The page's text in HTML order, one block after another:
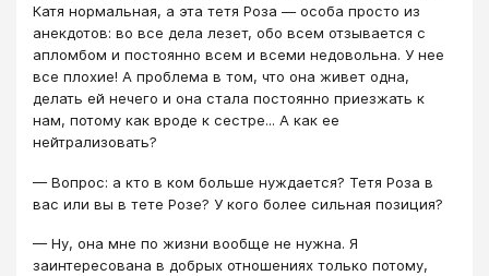
Катя нормальная, а эта тетя Роза — особа просто из
анекдотов: во все дела лезет, обо всем отзывается с
апломбом и постоянно всем и всеми недовольна. У нее
все плохие! А проблема в том, что она живет одна,
делать ей нечего и она стала постоянно приезжать к
нам, потому как вроде к сестре... А как ее
нейтрализовать?
— Вопрос: а кто в ком больше нуждается? Тетя Роза в
вас или вы в тете Розе? У кого более сильная позиция?
— Ну, она мне по жизни вообще не нужна. Я
заинтересована в добрых отношениях только потому,